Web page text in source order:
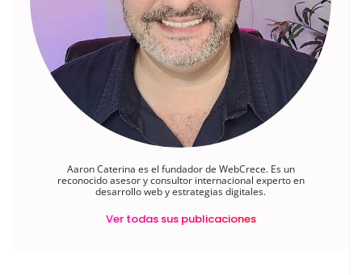
Aaron Caterina es el fundador de WebCrece. Es un
reconocido asesor y consultor internacional experto en
desarrollo web y estrategias digitales.
Ver todas sus publicaciones